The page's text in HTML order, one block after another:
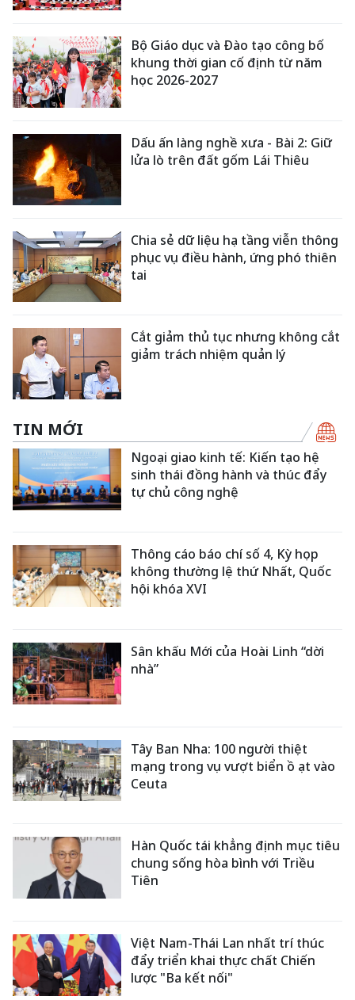
Bộ Giáo dục và Đào tạo công bố
khung thời gian cố định từ năm
học 2026-2027
Dấu ấn làng nghề xưa - Bài 2: Giữ
lửa lò trên đất gốm Lái Thiêu
Chia sẻ dữ liệu hạ tầng viễn thông
phục vụ điều hành, ứng phó thiên
tai
Cắt giảm thủ tục nhưng không cắt
giảm trách nhiệm quản lý
TIN MỚI
Ngoại giao kinh tế: Kiến tạo hệ
sinh thái đồng hành và thúc đẩy
tự chủ công nghệ
Thông cáo báo chí số 4, Kỳ họp
không thường lệ thứ Nhất, Quốc
hội khóa XVI
Sân khấu Mới của Hoài Linh “dời
nhà”
Tây Ban Nha: 100 người thiệt
mạng trong vụ vượt biển ồ ạt vào
Ceuta
Hàn Quốc tái khẳng định mục tiêu
chung sống hòa bình với Triều
Tiên
Việt Nam-Thái Lan nhất trí thúc
đẩy triển khai thực chất Chiến
lược "Ba kết nối"